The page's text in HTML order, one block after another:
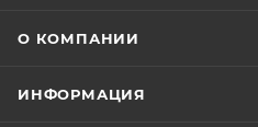
О КОМПАНИИ
ИНФОРМАЦИЯ